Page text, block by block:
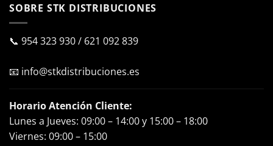
SOBRE STK DISTRIBUCIONES
📞 954 323 930/ 621 092 839
📧 info@stkdistribuciones.es
Horario Atención Cliente:
Lunes a Jueves: 09:00 – 14:00 y 15:00 – 18:00
Viernes: 09:00 – 15:00